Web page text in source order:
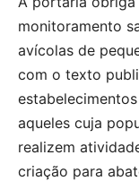
monitoramento
avícolas de
com o texto
aqueles cuja
realizem
criação para